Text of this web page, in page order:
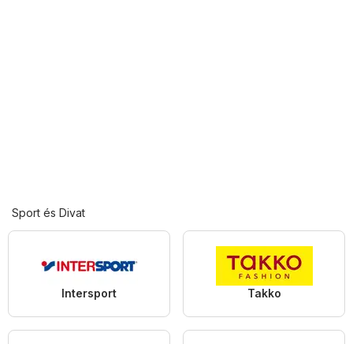
Sport és Divat
Intersport Takko